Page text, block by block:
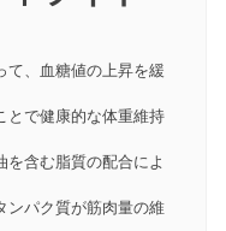
て、血糖値の上昇を緩
とで健康的な体重維持
含む脂質の配合によ
ンパク質が筋肉量の維